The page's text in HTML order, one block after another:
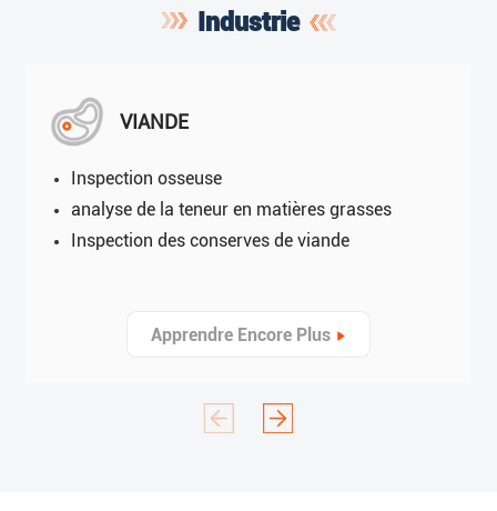
Industrie
VIANDE
Inspection osseuse
analyse de la teneur en matières grasses
Inspection des conserves de viande
Apprendre Encore Plus